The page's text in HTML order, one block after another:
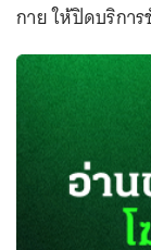
กาย ให้ปิดบริกา